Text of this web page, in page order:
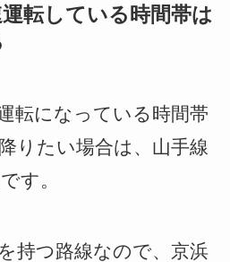
転している時間帯は
転になっている時間帯
りたい場合は、山手線
す。
持つ路線なので、京浜